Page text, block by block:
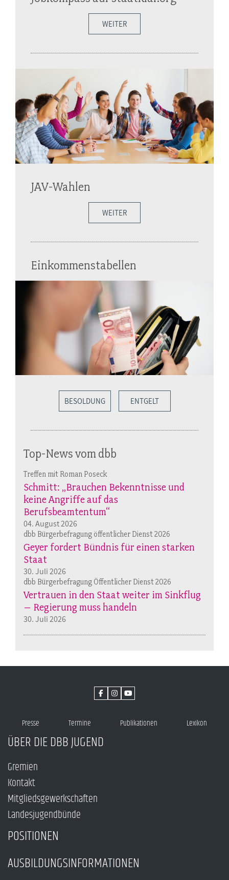
WEITER
JAV-Wahlen
WEITER
Einkommenstabellen
BESOLDUNG ENTGELT
Top-News vom dbb
Treffen mit Roman Poseck
Schmitt: „Brauchen Bekenntnisse und
keine Angriffe auf das
Berufsbeamtentum“
04. August 2026
dbb Bürgerbefragung öffentlicher Dienst 2026
Geyer fordert Bündnis für einen starken
Staat
30. Juli 2026
dbb Bürgerbefragung Öffentlicher Dienst 2026
Vertrauen in den Staat weiter im Sinkflug
– Regierung muss handeln
30. Juli 2026
Presse Termine Publikationen Lexikon
ÜBER DIE DBB JUGEND
Gremien
Kontakt
Mitgliedsgewerkschaften
Landesjugendbünde
POSITIONEN
AUSBILDUNGSINFORMATIONEN